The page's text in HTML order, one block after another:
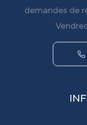
demandes de